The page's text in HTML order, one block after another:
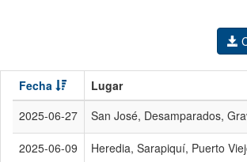
Fecha Lugar
2025-06-27
San José, Desamparados,
2025-06-09 Heredia, Sarapiquí, Puerto